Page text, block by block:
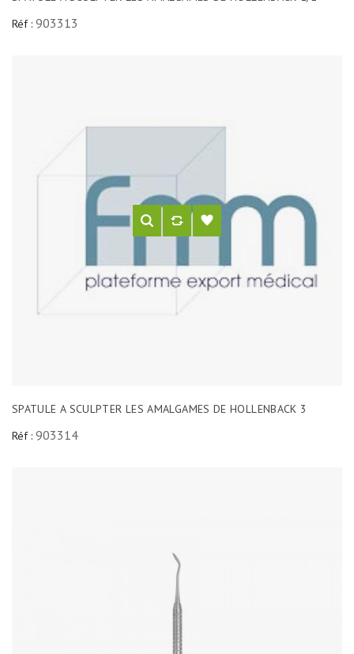
Réf : 903313
SPATULE A SCULPTER LES AMALGAMES DE HOLLENBACK 3
Réf : 903314